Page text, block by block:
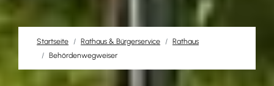
Startseite Rathaus & Bürgerservice
Rathaus
Behördenwegweiser